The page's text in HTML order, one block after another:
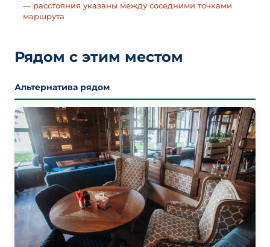
— расстояния указаны между соседними точками
маршрута
Рядом с этим местом
Альтернатива рядом